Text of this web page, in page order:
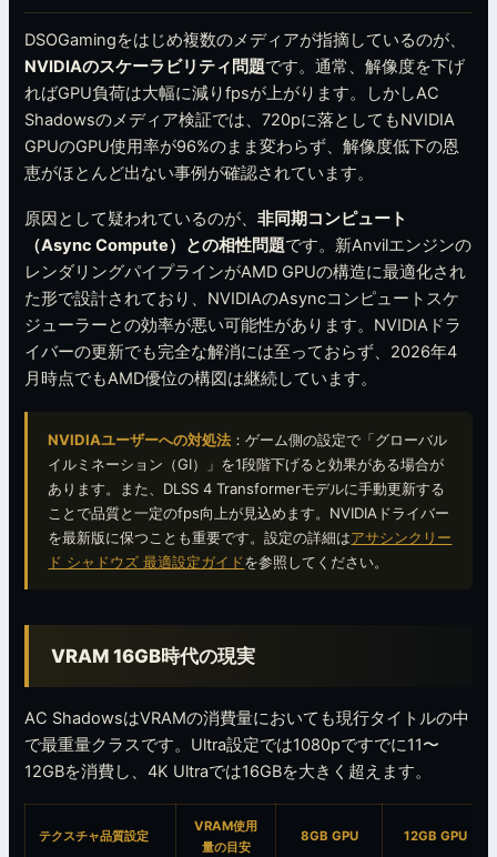
DSOGamingをはじめ複数のメディアが指摘しているのが、
NVIDIAのスケーラビリティ問題です。通常、解像度を下げ
ればGPU負荷は大幅に減りfpsが上がります。しかしAC
Shadowsのメディア検証では、720pに落としてもNVIDIA
GPUのGPU使用率が96%のまま変わらず、解像度低下の恩
恵がほとんど出ない事例が確認されています。
原因として疑われているのが、非同期コンピュート
（Async Compute）との相性問題です。新Anvilエンジンの
レンダリングパイプラインがAMD GPUの構造に最適化され
た形で設計されており、NVIDIAのAsyncコンピュートスケ
ジューラーとの効率が悪い可能性があります。NVIDIAドラ
イバーの更新でも完全な解消には至っておらず、2026年4
月時点でもAMD優位の構図は継続しています。
NVIDIAユーザーへの対処法 ：ゲーム側の設定で「グローバル
イルミネーション（GI）」を1段階下げると効果がある場合が
あります。また、DLSS 4 Transformerモデルに手動更新する
ことで品質と一定のfps向上が見込めます。NVIDIAドライバー
を最新版に保つことも重要です。設定の詳細はアサシンクリー
ド シャドウズ 最適設定ガイドを参照してください。
VRAM 16GB時代の現実
AC ShadowsはVRAMの消費量においても現行タイトルの中
で最重量クラスです。Ultra設定では1080pですでに11〜
12GBを消費し、4K Ultraでは16GBを大きく超えます。
テクスチャ品質設定
VRAM使用
量の目安
8GB GPU 12GB GPU